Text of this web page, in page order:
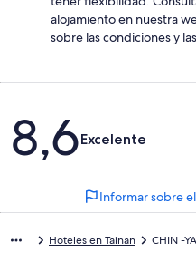
alojamiento en nuestra
sobre las condiciones y
Comentarios
8,6Excelente
Informar sobre
Hoteles en Tainan CHIN -